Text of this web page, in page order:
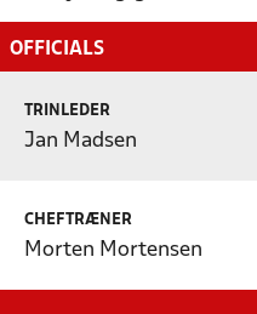
OFFICIALS
TRINLEDER
Jan Madsen
CHEFTRÆNER
Morten Mortensen